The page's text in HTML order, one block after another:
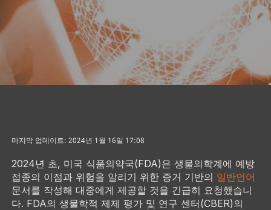
마지막 업데이트: 2024년 1월 16일 17:08
2024년 초, 미국 식품의약국(FDA)은 생물의학계에 예방
접종의 이점과 위험을 알리기 위한 증거 기반의 일반언어
문서를 작성해 대중에게 제공할 것을 긴급히 요청했습니
다. FDA의 생물학적 제제 평가 및 연구 센터(CBER)의